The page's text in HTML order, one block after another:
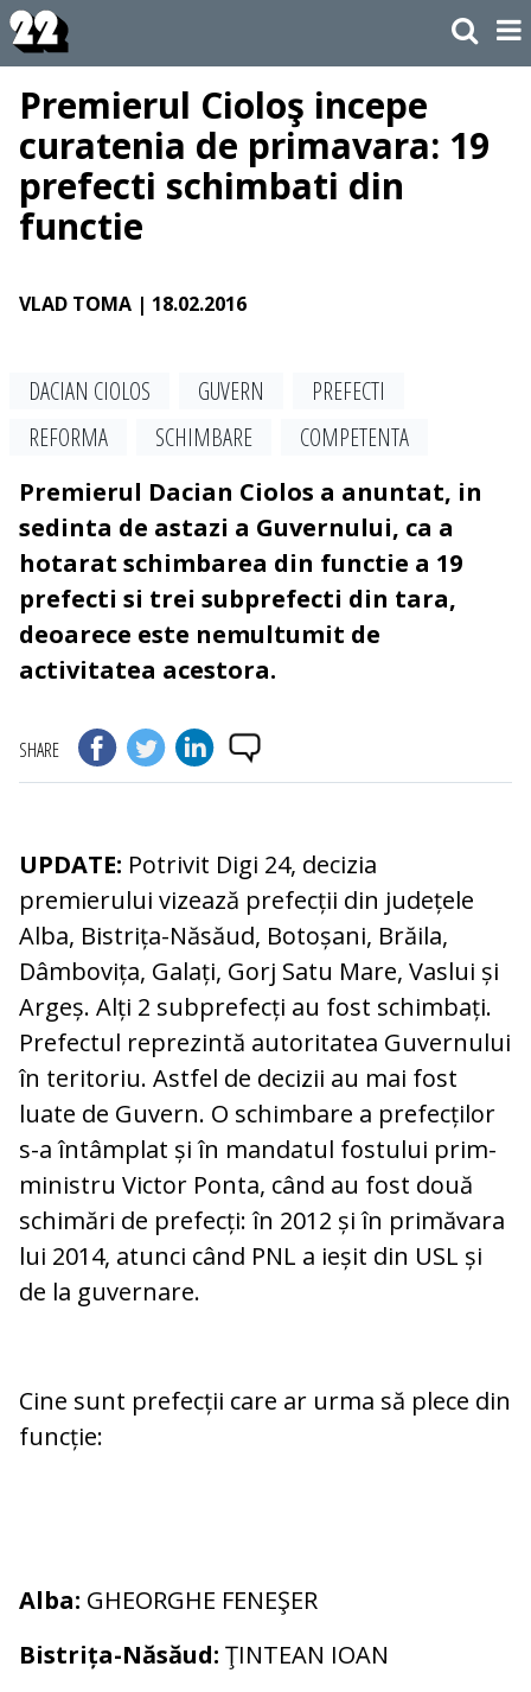
Premierul Cioloş incepe
curatenia de primavara: 19
prefecti schimbati din
functie
VLAD TOMA | 18.02.2016
DACIAN CIOLOS GUVERN
PREFECTI
REFORMA
SCHIMBARE
COMPETENTA
Premierul Dacian Ciolos a anuntat, in
sedinta de astazi a Guvernului, ca a
hotarat schimbarea din functie a 19
prefecti si trei subprefecti din tara,
deoarece este nemultumit de
activitatea acestora.
SHARE
UPDATE: Potrivit Digi 24, decizia
premierului vizează prefecții din județele
Alba, Bistrița-Năsăud, Botoșani, Brăila,
Dâmbovița, Galați, Gorj Satu Mare, Vaslui și
Argeș. Alți 2 subprefecți au fost schimbați.
Prefectul reprezintă autoritatea Guvernului
în teritoriu. Astfel de decizii au mai fost
luate de Guvern. O schimbare a prefecților
s-a întâmplat și în mandatul fostului prim-
ministru Victor Ponta, când au fost două
schimări de prefecți: în 2012 și în primăvara
lui 2014, atunci când PNL a ieșit din USL și
de la guvernare.
Cine sunt prefecții care ar urma să plece din
funcție:
Alba: GHEORGHE FENEŞER
Bistrița-Năsăud: ŢINTEAN IOAN